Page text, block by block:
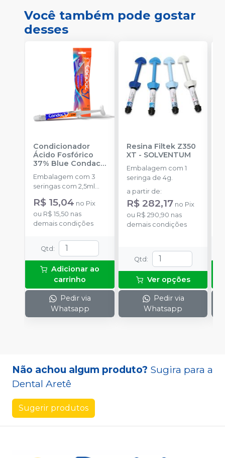
Você também pode gostar
desses
Condicionador
Ácido Fosfórico
37% Blue Condac-
FGM
Embalagem com 3
seringas com 2,5ml
ponteiras para
aplicação.
R$ 15,04 no Pix
ou R$ 15,50 nas
demais condições
Qtd:
Adicionar ao
carrinho
Pedir via
Whatsapp
Resina Filtek Z350
XT - SOLVENTUM
Embalagem com 1
seringa de 4g.
a partir de:
R$ 282,17 no Pix
ou R$ 290,90 nas
demais condições
Qtd:
Ver opções
Pedir via
Whatsapp
Não achou algum produto? Sugira para a
Dental Aretê
Sugerir produtos